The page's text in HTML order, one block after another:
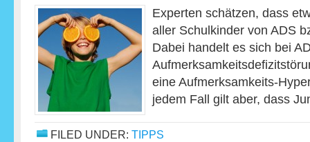
Experten schätzen, dass
aller Schulkinder von ADS
Dabei handelt es sich bei
eine Aufmerksamkeits-
jedem Fall gilt aber, dass
FILED UNDER: TIPPS